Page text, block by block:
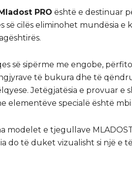
PRO është e destinuar
së cilës eliminohet mundësia e
së sipërme me engobe,
të bukura dhe të
Jetëgjatësia e provuar e
elementëve specialë është mbi
modelet e tjegullave
do të duket vizualisht si një e